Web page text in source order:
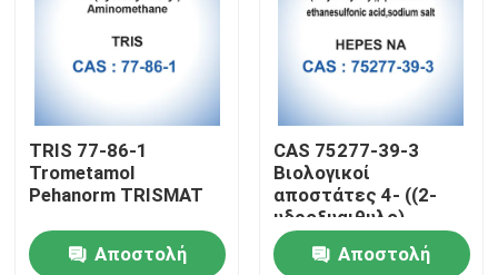
Σπίτι
TRIS 77-86-1
Trometamol
Pehanorm TRISMAT
Αποστολή
CAS 75277-39-3
Βιολογικοί
αποστάτες 4- ((2-
υδροξυαιθυλο)
πιπεραζίνη-1-
αιθανουλφονικό οξύ
Αποστολή